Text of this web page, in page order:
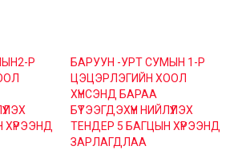
Р
ХҮРЭЭНД
БАРУУН -УРТ СУМЫН 1-Р
ЦЭЦЭРЛЭГИЙН ХООЛ
ХҮНСЭНД БАРАА
БҮТЭЭГДЭХҮҮН НИЙЛҮҮЛЭХ
ТЕНДЕР 5 БАГЦЫН ХҮРЭЭНД
ЗАРЛАГДЛАА